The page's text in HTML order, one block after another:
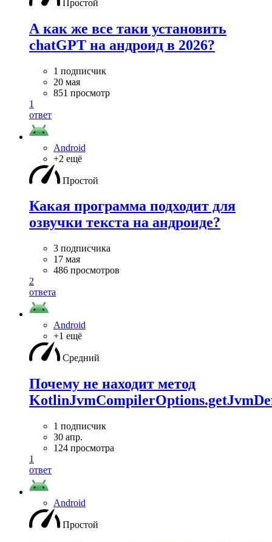
Простой
А как же все таки установить
chatGPT на андроид в 2026?
1 подписчик
20 мая
851 просмотр
1
ответ
Android
+2 ещё
Простой
Какая программа подходит для
озвучки текста на андроиде?
3 подписчика
17 мая
486 просмотров
2
ответа
Android
+1 ещё
Средний
Почему не находит метод
1 подписчик
30 апр.
124 просмотра
1
ответ
Android
Простой